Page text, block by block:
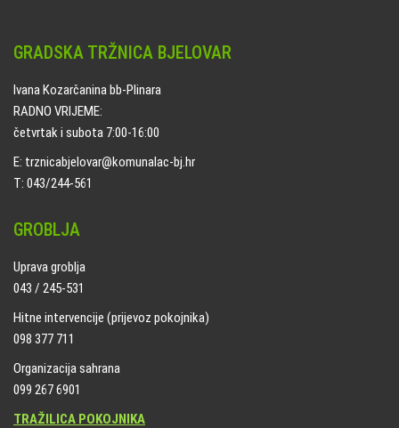
GRADSKA TRŽNICA BJELOVAR
Ivana Kozarčanina bb-Plinara
RADNO VRIJEME:
četvrtak i subota 7:00-16:00
E: trznicabjelovar@komunalac-bj.hr
T: 043/244-561
GROBLJA
Uprava groblja
043 / 245-531
Hitne intervencije (prijevoz pokojnika)
098 377 711
Organizacija sahrana
099 267 6901
TRAŽILICA POKOJNIKA